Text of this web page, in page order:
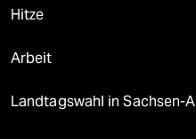
Hitze
Arbeit
Landtagswahl in Sachsen-